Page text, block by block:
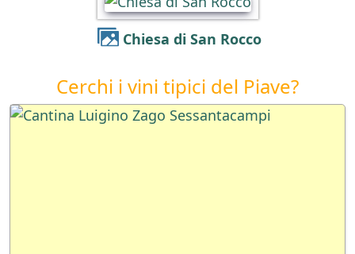
Chiesa di San Rocco
Cerchi i vini tipici del Piave?